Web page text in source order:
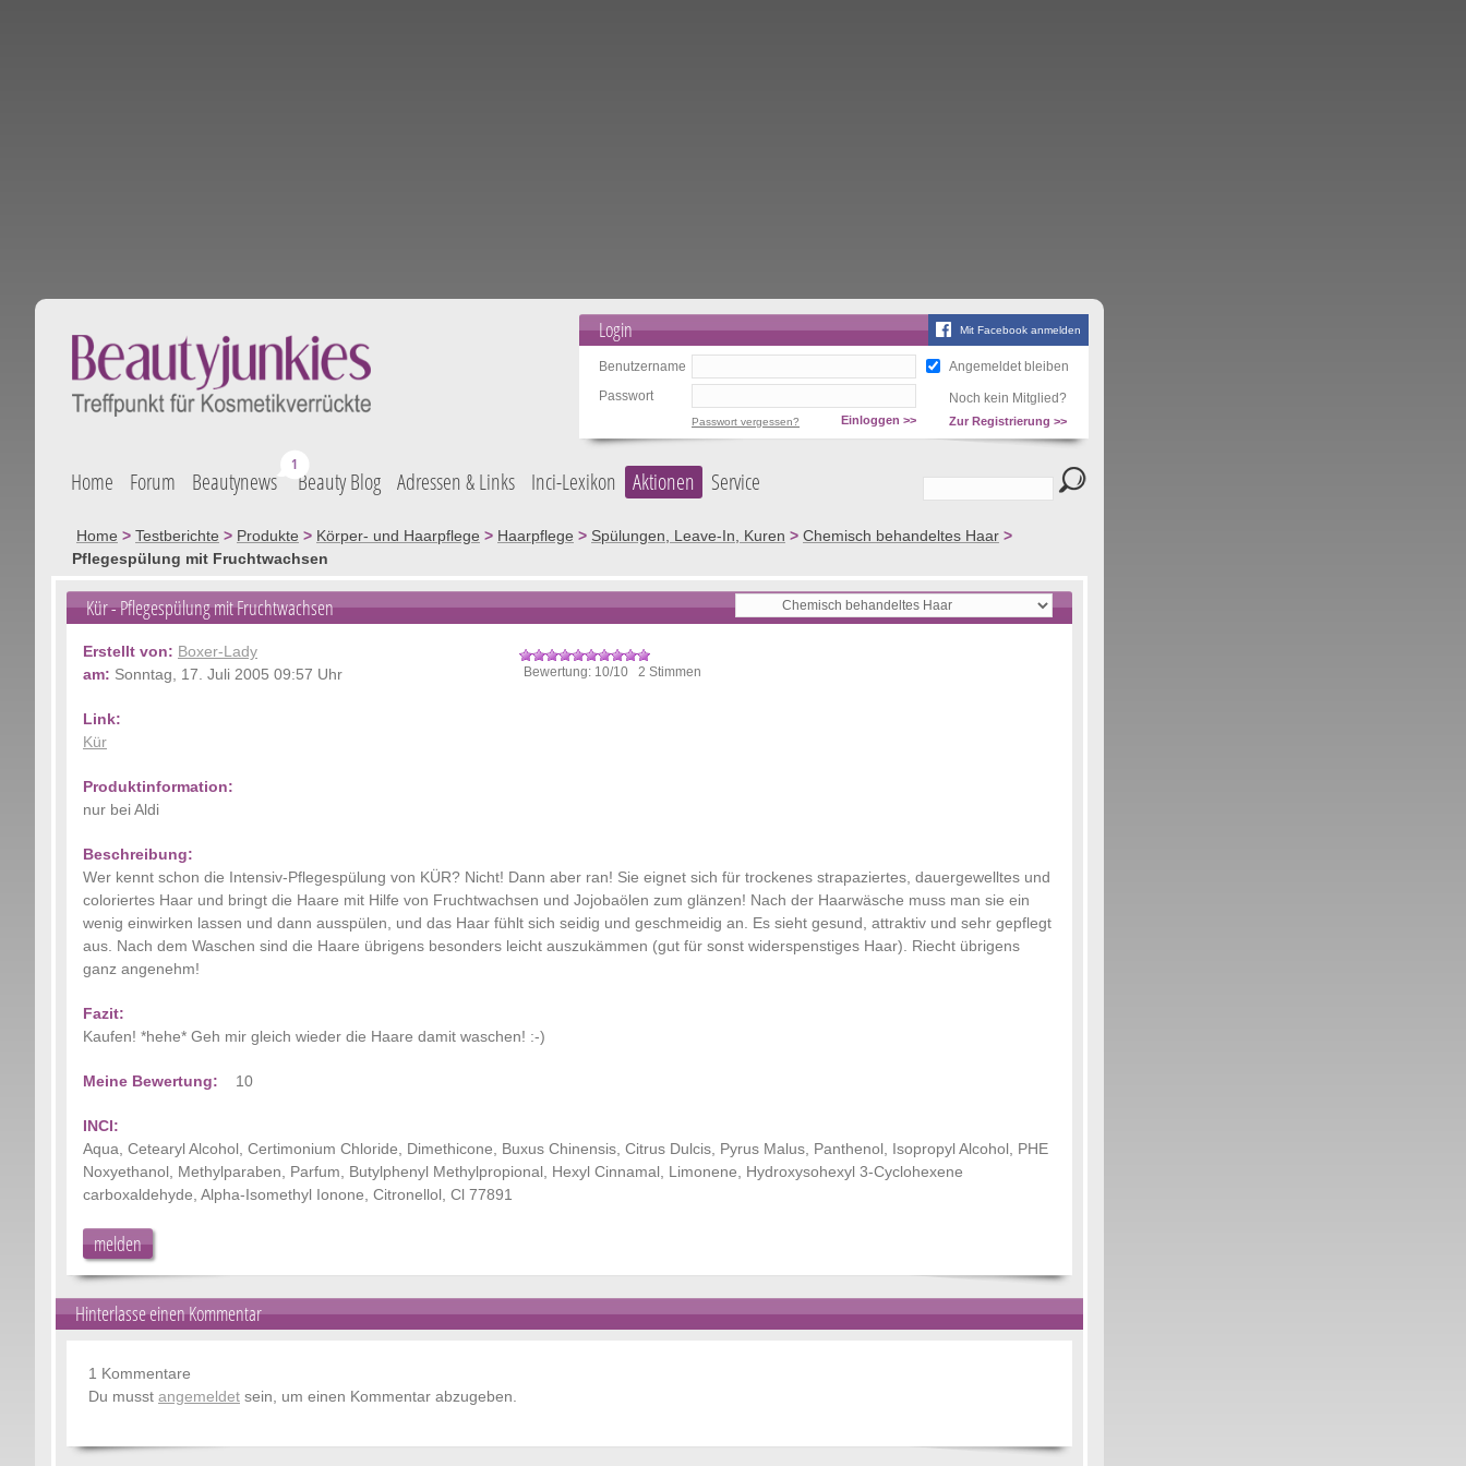
Mit Facebook anmelden
Login
Benutzername
Angemeldet bleiben
Passwort
Noch kein Mitglied?
Einloggen >>
Passwort vergessen? Zur Registrierung >>
Home Forum Beautynews Beauty Blog Adressen & Links Inci-Lexikon Aktionen Service
Home > Testberichte > Produkte > Körper- und Haarpflege > Haarpflege > Spülungen, Leave-In, Kuren > Chemisch behandeltes Haar >
Pflegespülung mit Fruchtwachsen
Kür - Pflegespülung mit Fruchtwachsen
Erstellt von: Boxer-Lady
am: Sonntag, 17. Juli 2005 09:57 Uhr Bewertung: 10/10 2 Stimmen
Link:
Kür
Produktinformation:
nur bei Aldi
Beschreibung:
Wer kennt schon die Intensiv-Pflegespülung von KÜR? Nicht! Dann aber ran! Sie eignet sich für trockenes strapaziertes, dauergewelltes und
coloriertes Haar und bringt die Haare mit Hilfe von Fruchtwachsen und Jojobaölen zum glänzen! Nach der Haarwäsche muss man sie ein
wenig einwirken lassen und dann ausspülen, und das Haar fühlt sich seidig und geschmeidig an. Es sieht gesund, attraktiv und sehr gepflegt
aus. Nach dem Waschen sind die Haare übrigens besonders leicht auszukämmen (gut für sonst widerspenstiges Haar). Riecht übrigens
ganz angenehm!
Fazit:
Kaufen! *hehe* Geh mir gleich wieder die Haare damit waschen! :-)
Meine Bewertung: 10
INCI:
Aqua, Cetearyl Alcohol, Certimonium Chloride, Dimethicone, Buxus Chinensis, Citrus Dulcis, Pyrus Malus, Panthenol, Isopropyl Alcohol, PHE
Noxyethanol, Methylparaben, Parfum, Butylphenyl Methylpropional, Hexyl Cinnamal, Limonene, Hydroxysohexyl 3-Cyclohexene
carboxaldehyde, Alpha-Isomethyl Ionone, Citronellol, Cl 77891
melden
Hinterlasse einen Kommentar
1 Kommentare
Du musst angemeldet sein, um einen Kommentar abzugeben.